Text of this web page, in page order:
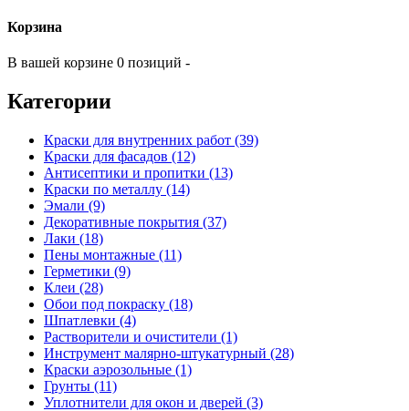
Корзина
В вашей корзине 0 позиций -
Категории
Краски для внутренних работ (39)
Краски для фасадов (12)
Антисептики и пропитки (13)
Краски по металлу (14)
Эмали (9)
Декоративные покрытия (37)
Лаки (18)
Пены монтажные (11)
Герметики (9)
Клеи (28)
Обои под покраску (18)
Шпатлевки (4)
Растворители и очистители (1)
Инструмент малярно-штукатурный (28)
Краски аэрозольные (1)
Грунты (11)
Уплотнители для окон и дверей (3)